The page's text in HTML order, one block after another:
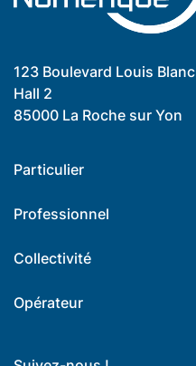
123 Boulevard Louis Blanc
Hall 2
85000 La Roche sur Yon
Particulier
Professionnel
Collectivité
Opérateur